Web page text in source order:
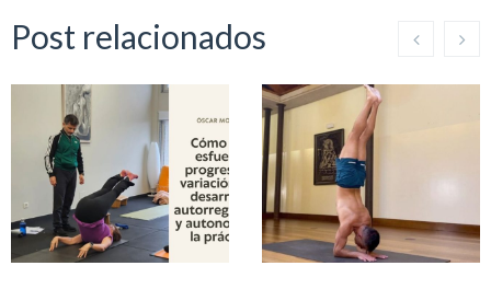
Post relacionados